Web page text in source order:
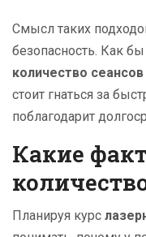
Смысл таких
безопасность. Как
количество сеансов
стоит гнаться за
поблагодарит
Какие
Планируя курс